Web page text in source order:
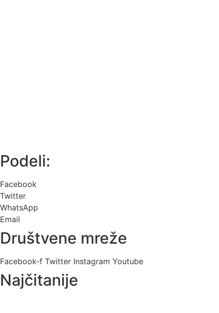
Podeli:
Facebook
Twitter
WhatsApp
Email
Društvene mreže
Facebook-f Twitter Instagram Youtube
Najčitanije